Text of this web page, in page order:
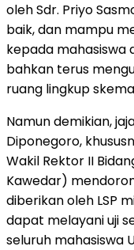
oleh Sdr. Priyo
baik, dan mampu
kepada mahasiswa
bahkan terus
ruang lingkup
Namun demikian,
Diponegoro,
Wakil Rektor II
Kawedar)
diberikan oleh LSP
dapat melayani uji
seluruh mahasiswa